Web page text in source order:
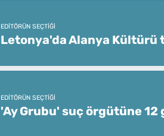
EDITÖRÜN SEÇTIĞI
Letonya'da Alanya Kültürü
EDITÖRÜN SEÇTIĞI
'Ay Grubu' suç örgütüne 12